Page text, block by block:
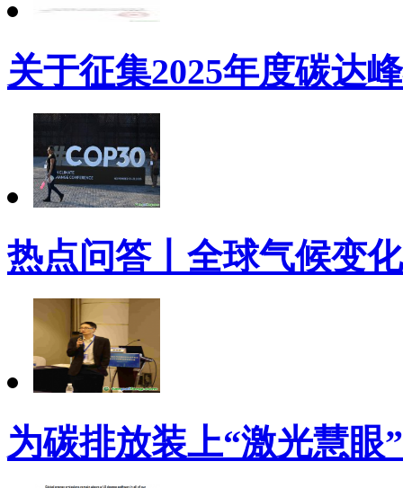
关于征集2025年度碳达
热点问答丨全球气候变
为碳排放装上“激光慧眼”